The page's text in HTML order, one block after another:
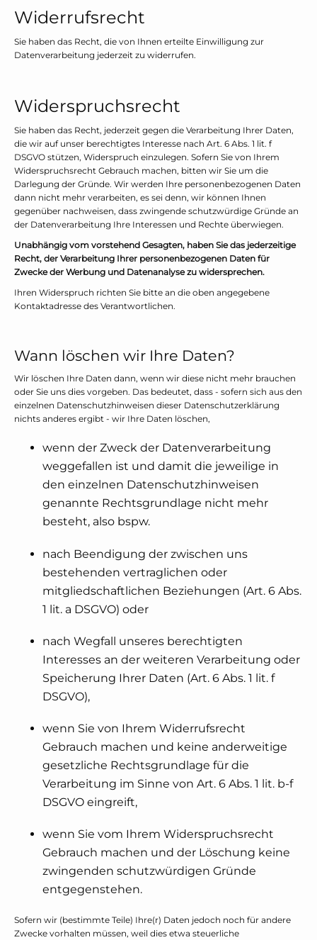
Widerrufsrecht
Sie haben das Recht, die von Ihnen erteilte Einwilligung zur
Datenverarbeitung jederzeit zu widerrufen.
Widerspruchsrecht
Sie haben das Recht, jederzeit gegen die Verarbeitung Ihrer Daten,
die wir auf unser berechtigtes Interesse nach Art. 6 Abs. 1 lit. f
DSGVO stützen, Widerspruch einzulegen. Sofern Sie von Ihrem
Widerspruchsrecht Gebrauch machen, bitten wir Sie um die
Darlegung der Gründe. Wir werden Ihre personenbezogenen Daten
dann nicht mehr verarbeiten, es sei denn, wir können Ihnen
gegenüber nachweisen, dass zwingende schutzwürdige Gründe an
der Datenverarbeitung Ihre Interessen und Rechte überwiegen.
Unabhängig vom vorstehend Gesagten, haben Sie das jederzeitige
Recht, der Verarbeitung Ihrer personenbezogenen Daten für
Zwecke der Werbung und Datenanalyse zu widersprechen.
Ihren Widerspruch richten Sie bitte an die oben angegebene
Kontaktadresse des Verantwortlichen.
Wann löschen wir Ihre Daten?
Wir löschen Ihre Daten dann, wenn wir diese nicht mehr brauchen
oder Sie uns dies vorgeben. Das bedeutet, dass - sofern sich aus den
einzelnen Datenschutzhinweisen dieser Datenschutzerklärung
nichts anderes ergibt - wir Ihre Daten löschen,
wenn der Zweck der Datenverarbeitung
weggefallen ist und damit die jeweilige in
den einzelnen Datenschutzhinweisen
genannte Rechtsgrundlage nicht mehr
besteht, also bspw.
nach Beendigung der zwischen uns
bestehenden vertraglichen oder
mitgliedschaftlichen Beziehungen (Art. 6 Abs.
1 lit. a DSGVO) oder
nach Wegfall unseres berechtigten
Interesses an der weiteren Verarbeitung oder
Speicherung Ihrer Daten (Art. 6 Abs. 1 lit. f
DSGVO),
wenn Sie von Ihrem Widerrufsrecht
Gebrauch machen und keine anderweitige
gesetzliche Rechtsgrundlage für die
Verarbeitung im Sinne von Art. 6 Abs. 1 lit. b-f
DSGVO eingreift,
wenn Sie vom Ihrem Widerspruchsrecht
Gebrauch machen und der Löschung keine
zwingenden schutzwürdigen Gründe
entgegenstehen.
Sofern wir (bestimmte Teile) Ihre(r) Daten jedoch noch für andere
Zwecke vorhalten müssen, weil dies etwa steuerliche